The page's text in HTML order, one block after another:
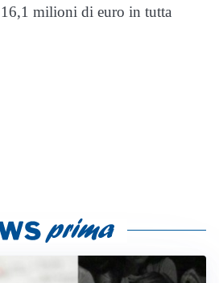
milioni di euro in tutta